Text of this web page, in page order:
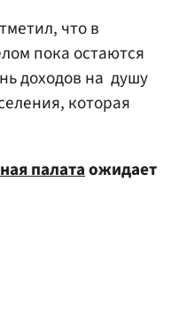
что в
пока остаются
доходов на душу
которая
палатаожидает